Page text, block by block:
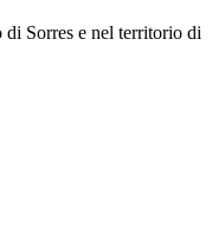
di Sorres e nel territorio di